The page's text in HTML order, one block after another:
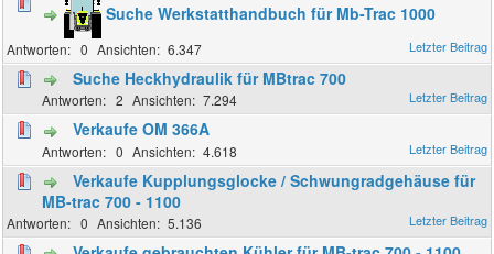
Suche Werkstatthandbuch für Mb-Trac 1000
0 6.347
Suche Heckhydraulik für MBtrac 700
2 7.294
Verkaufe OM 366A
0 4.618
Verkaufe Kupplungsglocke / Schwungradgehäuse für
MB-trac 700 - 1100
0 5.136